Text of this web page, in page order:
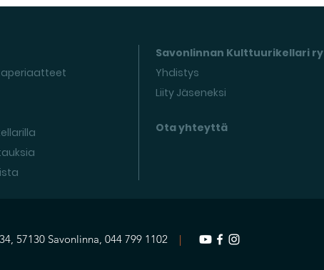
Savonlinnan Kulttuurikellari ry
Yhdistys
Liity Jäseneksi
Ota yhteyttä
57130 Savonlinna, 044 799 1102 |